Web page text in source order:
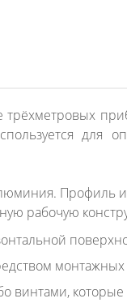
трёхметровых
для
Профиль
рабочую
винтами,